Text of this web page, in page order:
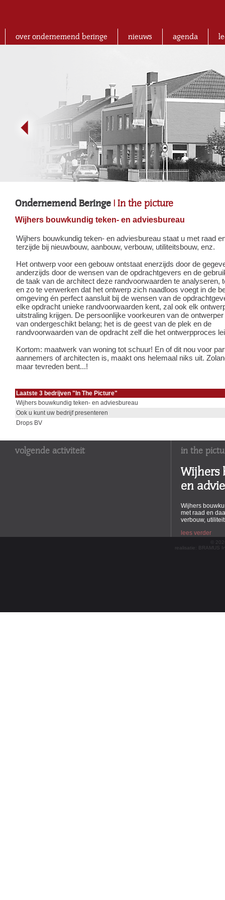
over ondernemend beringe nieuws agenda
Ondernemend Beringe | In the picture
Wijhers bouwkundig teken- en adviesbureau
Wijhers bouwkundig teken- en adviesbureau staat u met raad
terzijde bij nieuwbouw, aanbouw, verbouw, utiliteitsbouw, enz.
Het ontwerp voor een gebouw ontstaat enerzijds door de
anderzijds door de wensen van de opdrachtgevers en de
de taak van de architect deze randvoorwaarden te analyseren,
en zo te verwerken dat het ontwerp zich naadloos voegt in de
omgeving én perfect aansluit bij de wensen van de
elke opdracht unieke randvoorwaarden kent, zal ook elk
uitstraling krijgen. De persoonlijke voorkeuren van de
van ondergeschikt belang; het is de geest van de plek en de
randvoorwaarden van de opdracht zelf die het ontwerpproces
Kortom: maatwerk van woning tot schuur! En of dit nou voor
aannemers of architecten is, maakt ons helemaal niks uit.
maar tevreden bent...!
Laatste 3 bedrijven "In The Picture"
Wijhers bouwkundig teken- en adviesbureau
Ook u kunt uw bedrijf presenteren
Drops BV
volgende activiteit in the
Wijhers
en
Wijhers
met raad en
verbouw,
lees verder
©
realisatie: BRAMUS